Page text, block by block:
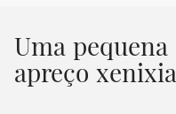
Uma
apreço